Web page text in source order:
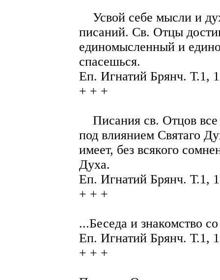
Усвой себе мысли и
писаний. Св. Отцы
единомысленный и
спасешься.
Еп. Игнатий Брянч. Т.1,
+ + +
Писания св. Отцов
под влиянием Святаго
имеет, без всякого
Духа.
Еп. Игнатий Брянч. Т.1,
+ + +
...Беседа и знакомство
Еп. Игнатий Брянч. Т.1,
+ + +